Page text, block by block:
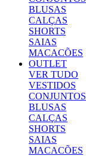
BLUSAS
CALÇAS
SHORTS
SAIAS
MACACÕES
OUTLET
VER TUDO
VESTIDOS
CONJUNTOS
BLUSAS
CALÇAS
SHORTS
SAIAS
MACACÕES